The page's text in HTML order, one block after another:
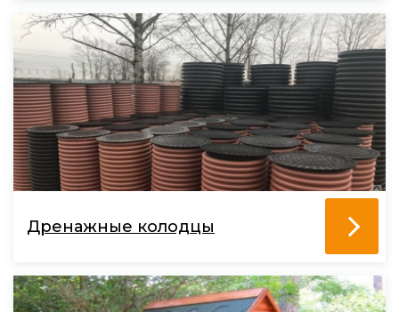
Дренажные колодцы